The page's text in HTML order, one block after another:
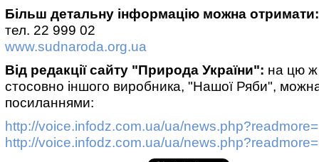
Більш детальну інформацію можна отримати:
тел. 22 999 02
www.sudnaroda.org.ua
Від редакції сайту "Природа України": на цю ж
стосовно іншого виробника, "Нашої Ряби",
посиланнями:
http://voice.infodz.com.ua/ua/
http://voice.infodz.com.ua/ua/